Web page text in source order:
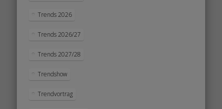
Trends 2026
Trends 2026/27
Trends 2027/28
Trendshow
Trendvortrag